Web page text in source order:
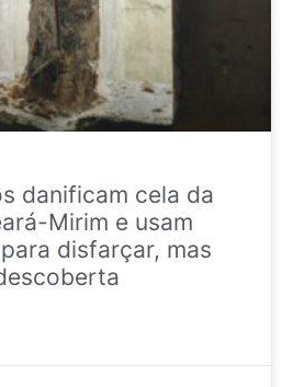
danificam cela da
Mirim e usam
para disfarçar, mas